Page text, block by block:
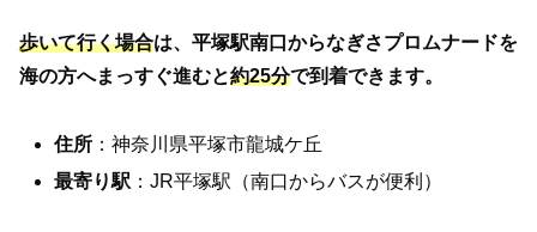
歩いて行く場合は、平塚駅南口からなぎさプロムナードを
海の方へまっすぐ進むと約25分で到着できます。
住所 ：神奈川県平塚市龍城ケ丘
最寄り駅 ：JR平塚駅（南口からバスが便利）